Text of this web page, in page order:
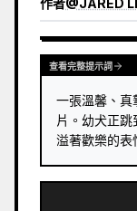
查看完整提示詞
一張溫馨、真
片。幼犬正
溢著歡樂的